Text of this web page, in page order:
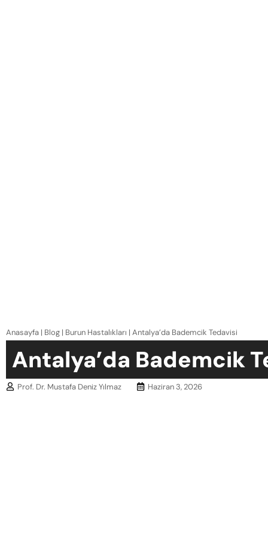
Anasayfa | Blog | Burun Hastalıkları | Antalya’da Bademcik Tedavisi
Antalya’da Bademcik
Prof. Dr. Mustafa Deniz Yılmaz Haziran 3, 2026